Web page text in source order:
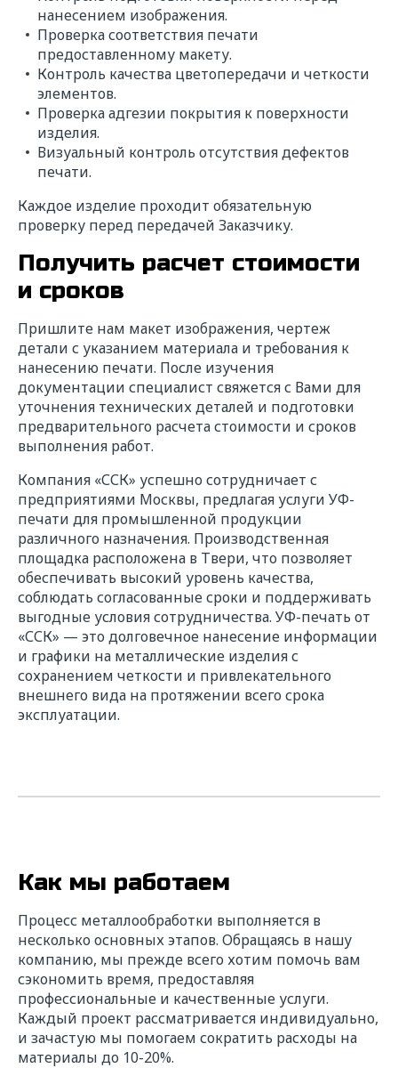
нанесением изображения.
Проверка соответствия печати
предоставленному макету.
Контроль качества цветопередачи и четкости
элементов.
Проверка адгезии покрытия к поверхности
изделия.
Визуальный контроль отсутствия дефектов
печати.
Каждое изделие проходит обязательную
проверку перед передачей Заказчику.
Получить расчет стоимости
и сроков
Пришлите нам макет изображения, чертеж
детали с указанием материала и требования к
нанесению печати. После изучения
документации специалист свяжется с Вами для
уточнения технических деталей и подготовки
предварительного расчета стоимости и сроков
выполнения работ.
Компания «ССК» успешно сотрудничает с
предприятиями Москвы, предлагая услуги УФ-
печати для промышленной продукции
различного назначения. Производственная
площадка расположена в Твери, что позволяет
обеспечивать высокий уровень качества,
соблюдать согласованные сроки и поддерживать
выгодные условия сотрудничества. УФ-печать от
«ССК» — это долговечное нанесение информации
и графики на металлические изделия с
сохранением четкости и привлекательного
внешнего вида на протяжении всего срока
эксплуатации.
Как мы работаем
Процесс металлообработки выполняется в
несколько основных этапов. Обращаясь в нашу
компанию, мы прежде всего хотим помочь вам
сэкономить время, предоставляя
профессиональные и качественные услуги.
Каждый проект рассматривается индивидуально,
и зачастую мы помогаем сократить расходы на
материалы до 10-20%.